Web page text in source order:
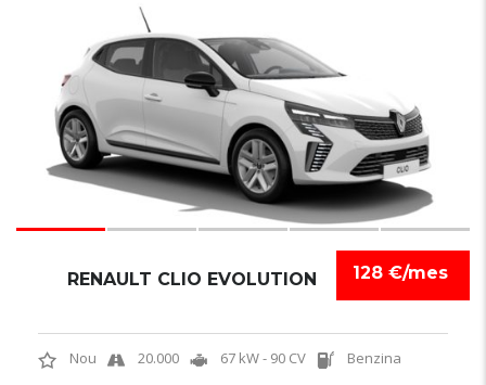
128 €/mes
RENAULT CLIO EVOLUTION
Nou 20.000 67 kW - 90 CV Benzina